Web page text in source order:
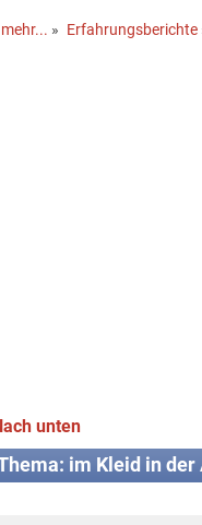
» Erfahrungsberichte
unten
im Kleid in